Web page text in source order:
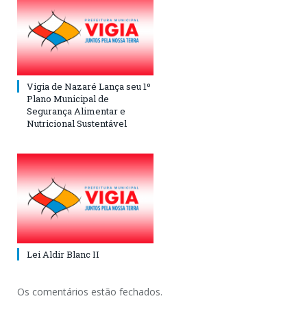
Vigia de Nazaré Lança seu 1º
Plano Municipal de
Segurança Alimentar e
Nutricional Sustentável
Lei Aldir Blanc II
Os comentários estão fechados.